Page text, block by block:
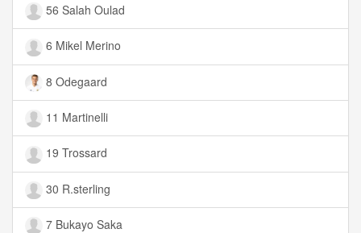
56 Salah Oulad
6 Mikel Merino
8 Odegaard
11 Martinelli
19 Trossard
30 R.sterling
7 Bukayo Saka